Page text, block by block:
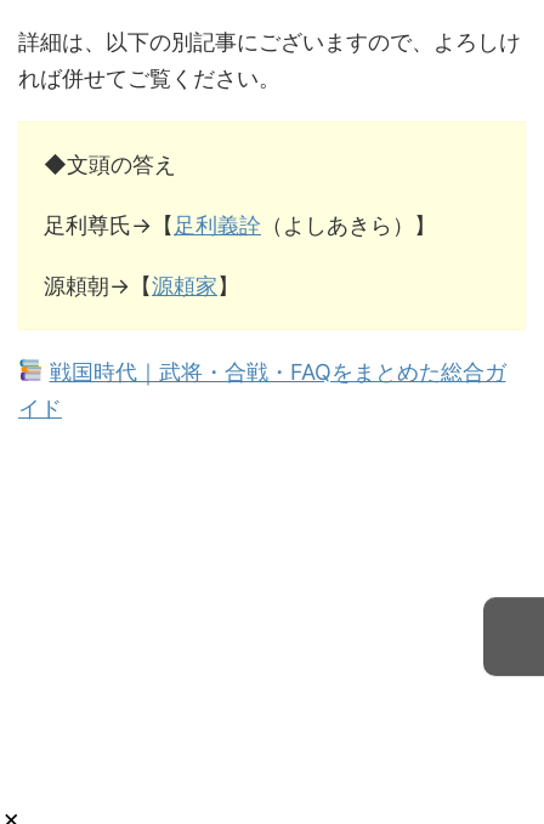
詳細は、以下の別記事にございますので、よろしけ
れば併せてご覧ください。
◆文頭の答え
足利尊氏→【足利義詮 （よしあきら）】
源頼朝→【源頼家】
戦国時代｜武将・合戦・FAQをまとめた総合ガ
イド